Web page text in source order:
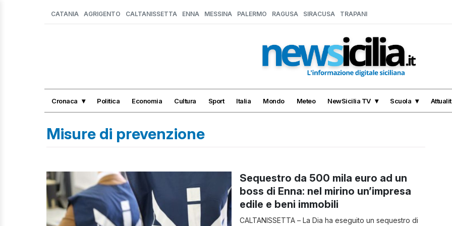
CATANIA AGRIGENTO CALTANISSETTA ENNA MESSINA PALERMO RAGUSA SIRACUSA TRAPANI
Cronaca Politica Economia Cultura Sport Italia Mondo Meteo NewSicilia TV Scuola
Misure di prevenzione
Sequestro da 500 mila euro ad un
boss di Enna: nel mirino un’impresa
edile e beni immobili
CALTANISSETTA – La Dia ha eseguito un sequestro di